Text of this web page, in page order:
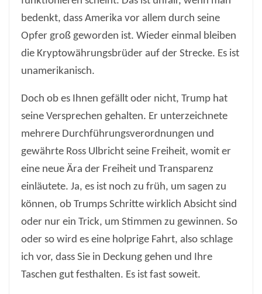
bedenkt, dass Amerika vor allem durch seine
Opfer groß geworden ist. Wieder einmal bleiben
die Kryptowährungsbrüder auf der Strecke. Es ist
unamerikanisch.
Doch ob es Ihnen gefällt oder nicht, Trump hat
seine Versprechen gehalten. Er unterzeichnete
mehrere Durchführungsverordnungen und
gewährte Ross Ulbricht seine Freiheit, womit er
eine neue Ära der Freiheit und Transparenz
einläutete. Ja, es ist noch zu früh, um sagen zu
können, ob Trumps Schritte wirklich Absicht sind
oder nur ein Trick, um Stimmen zu gewinnen. So
oder so wird es eine holprige Fahrt, also schlage
ich vor, dass Sie in Deckung gehen und Ihre
Taschen gut festhalten. Es ist fast soweit.